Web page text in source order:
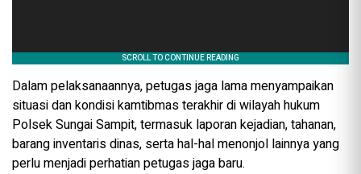
Dalam pelaksanaannya, petugas jaga lama menyampaikan
situasi dan kondisi kamtibmas terakhir di wilayah hukum
Polsek Sungai Sampit, termasuk laporan kejadian, tahanan,
barang inventaris dinas, serta hal-hal menonjol lainnya yang
perlu menjadi perhatian petugas jaga baru.